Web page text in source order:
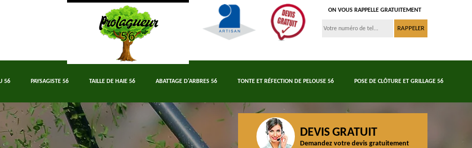
ON VOUS RAPPELLE GRATUITEMENT
56 PAYSAGISTE 56 TAILLE DE HAIE 56 ABATTAGE D'ARBRES 56 TONTE ET RÉFECTION DE PELOUSE 56 POSE DE CLÔTURE ET GRILLAGE 56
DEVIS GRATUIT
Demandez votre devis gratuitement